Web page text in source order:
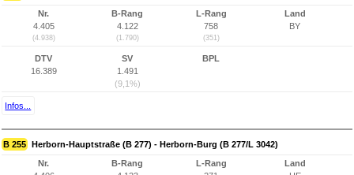
Nr.
4.405
(4.938)
B-Rang
4.122
(1.790)
L-Rang
758
(351)
Land
BY
DTV
16.389
SV
1.491
(9,1%)
BPL
Infos...
B 255 Herborn-Hauptstraße (B 277) - Herborn-Burg (B 277/L 3042)
Nr.
B-Rang
L-Rang
Land